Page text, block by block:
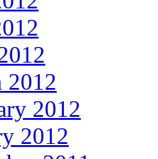
2012
2012
2012